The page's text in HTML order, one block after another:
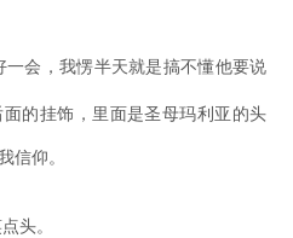
一会，我愣半天就是搞不懂他要说
的挂饰，里面是圣母玛利亚的头
信仰。
头。